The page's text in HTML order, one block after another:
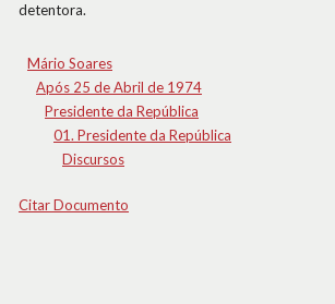
detentora.
Mário Soares
Após 25 de Abril de 1974
Presidente da República
01. Presidente da República
Discursos
Citar Documento